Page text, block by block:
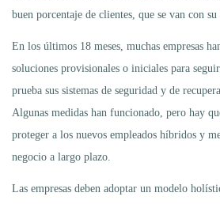
buen porcentaje de clientes, que se van con su
En los últimos 18 meses, muchas empresas
soluciones provisionales o iniciales para
prueba sus sistemas de seguridad y de
Algunas medidas han funcionado, pero hay
proteger a los nuevos empleados híbridos y
negocio a largo plazo.
Las empresas deben adoptar un modelo